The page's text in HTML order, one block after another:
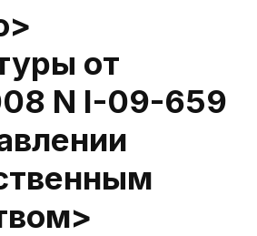
от
N I-09-659